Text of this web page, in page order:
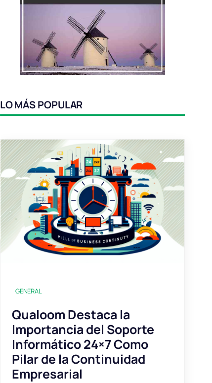
LO MÁS POPULAR
GENERAL
Qualoom Destaca la
Importancia del Soporte
Informático 24×7 Como
Pilar de la Continuidad
Empresarial